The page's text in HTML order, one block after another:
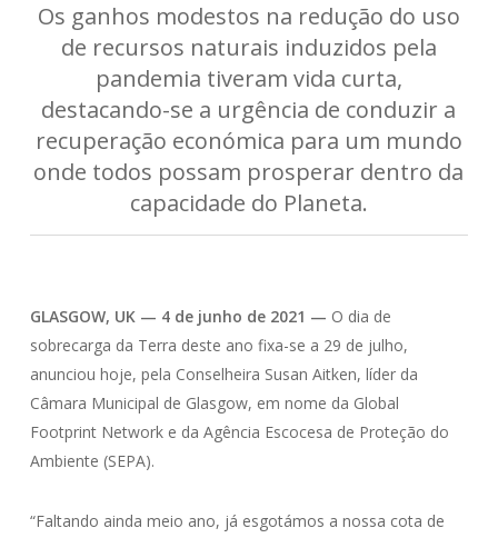
Os ganhos modestos na redução do uso
de recursos naturais induzidos pela
pandemia tiveram vida curta,
destacando-se a urgência de conduzir a
recuperação económica para um mundo
onde todos possam prosperar dentro da
capacidade do Planeta.
GLASGOW, UK — 4 de junho de 2021 — O dia de
sobrecarga da Terra deste ano fixa-se a 29 de julho,
anunciou hoje, pela Conselheira Susan Aitken, líder da
Câmara Municipal de Glasgow, em nome da Global
Footprint Network e da Agência Escocesa de Proteção do
Ambiente (SEPA).
“Faltando ainda meio ano, já esgotámos a nossa cota de